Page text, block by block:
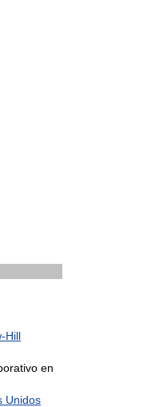
Hill
en
Unidos